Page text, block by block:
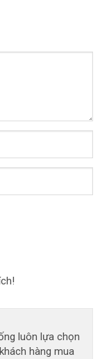
luôn lựa chọn
hàng mua